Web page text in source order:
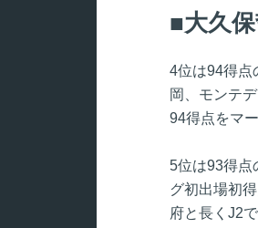
大久
4位は94得点
岡、モンテ
94得点をマ
5位は93得点
グ初出場初
府と長くJ2